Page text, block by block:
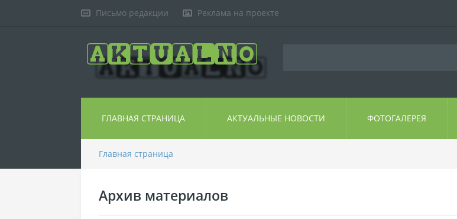
Письмо редакции Реклама на проекте
ГЛАВНАЯ СТРАНИЦА АКТУАЛЬНЫЕ НОВОСТИ ФОТОГАЛЕРЕЯ
Главная страница
Архив материалов